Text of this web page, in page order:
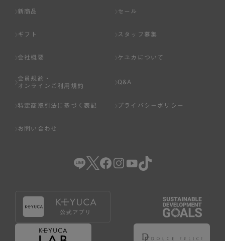
すごナノ撥水なので泥ハネも心配ナシ、いつでもきれい◎
新商品 セール
ギフト スタッフ募集
会社概要 ケユカについて
会員規約・
オンラインご利用規約
Q&A
特定商取引法に基づく表記 プライバシーポリシー
お問い合わせ